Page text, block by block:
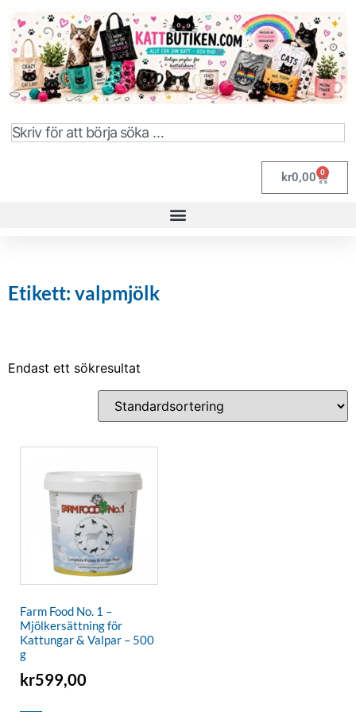
kr0,00 0
Etikett: valpmjölk
Endast ett sökresultat
Farm Food No. 1 –
Mjölkersättning för
Kattungar & Valpar – 500
g
kr599,00